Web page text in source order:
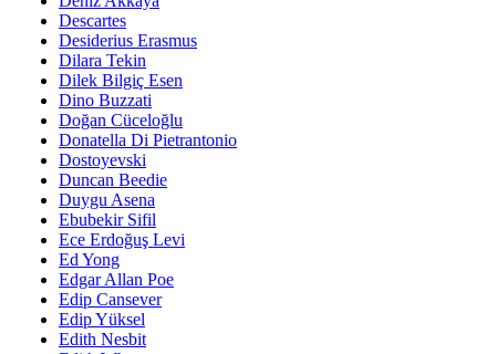
Descartes
Desiderius Erasmus
Dilara Tekin
Dilek Bilgiç Esen
Dino Buzzati
Doğan Cüceloğlu
Donatella Di Pietrantonio
Dostoyevski
Duncan Beedie
Duygu Asena
Ebubekir Sifil
Ece Erdoğuş Levi
Ed Yong
Edgar Allan Poe
Edip Cansever
Edip Yüksel
Edith Nesbit